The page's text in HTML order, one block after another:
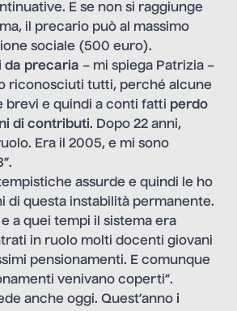
E se non si raggiunge
il precario può al massimo
sociale (500 euro).
da precaria – mi spiega Patrizia –
riconosciuti tutti, perché alcune
brevi e quindi a conti fatti perdo
di contributi. Dopo 22 anni,
Era il 2005, e mi sono
assurde e quindi le ho
di questa instabilità permanente.
a quei tempi il sistema era
in ruolo molti docenti giovani
pensionamenti. E comunque
venivano coperti”.
anche oggi. Quest’anno i